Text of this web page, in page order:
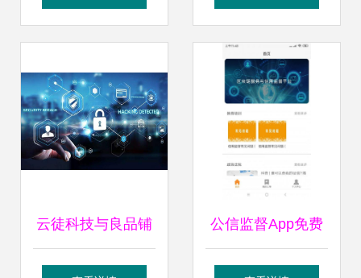
考
云徒科技与良品铺
子强强联合，打造
公信监督App免费
下载 安卓最新版